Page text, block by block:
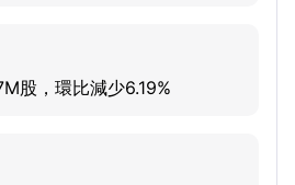
Protect Web application and
Its intelligent management and
股，環比減少6.19%